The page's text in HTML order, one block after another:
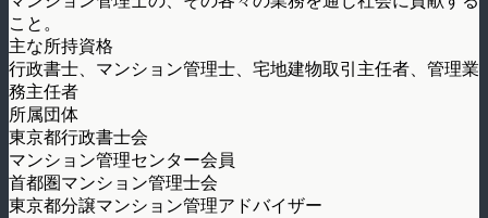
こと。
主な所持資格
行政書士、マンション管理士、宅地建物取引主任者、管理業
務主任者
所属団体
東京都行政書士会
マンション管理センター会員
首都圏マンション管理士会
東京都分譲マンション管理アドバイザー